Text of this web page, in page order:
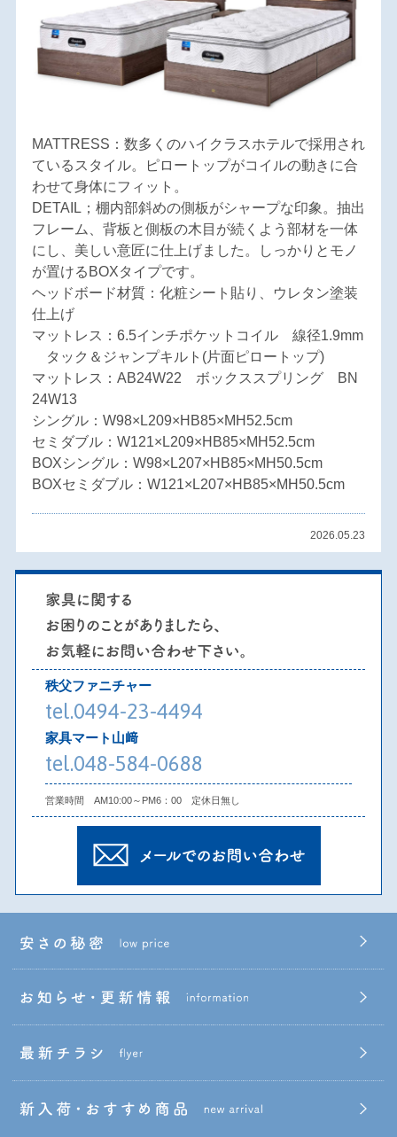
MATTRESS：数多くのハイクラスホテルで採用され
ているスタイル。ピロートップがコイルの動きに合
わせて身体にフィット。
DETAIL；棚内部斜めの側板がシャープな印象。抽出
フレーム、背板と側板の木目が続くよう部材を一体
にし、美しい意匠に仕上げました。しっかりとモノ
が置けるBOXタイプです。
ヘッドボード材質：化粧シート貼り、ウレタン塗装
仕上げ
マットレス：6.5インチポケットコイル 線径1.9mm
タック＆ジャンプキルト(片面ピロートップ)
マットレス：AB24W22 ボックススプリング BN
24W13
シングル：W98×L209×HB85×MH52.5cm
セミダブル：W121×L209×HB85×MH52.5cm
BOXシングル：W98×L207×HB85×MH50.5cm
BOXセミダブル：W121×L207×HB85×MH50.5cm
2026.05.23
秩父ファニチャー
tel.0494-23-4494
家具マート山﨑
tel.048-584-0688
営業時間 AM10:00～PM6：00 定休日無し